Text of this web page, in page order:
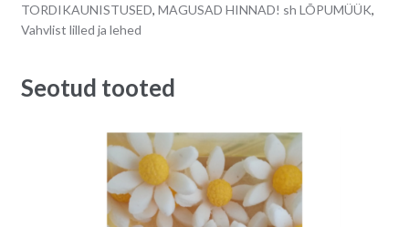
TORDIKAUNISTUSED, MAGUSAD HINNAD! sh LÕPUMÜÜK,
Vahvlist lilled ja lehed
Seotud tooted